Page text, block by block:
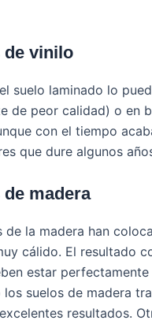
de vinilo
suelo laminado lo
de peor calidad) o en
con el tiempo
que dure algunos
madera
de la madera han
cálido. El resultado
estar
los suelos de madera
resultados.